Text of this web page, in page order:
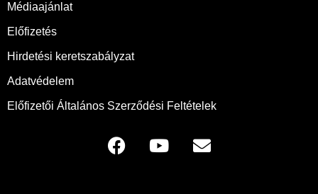
Médiaajánlat
Előfizetés
Hirdetési keretszabályzat
Adatvédelem
Előfizetői Általános Szerződési Feltételek